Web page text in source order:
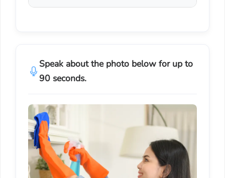
Speak about the photo below for up to
90 seconds.